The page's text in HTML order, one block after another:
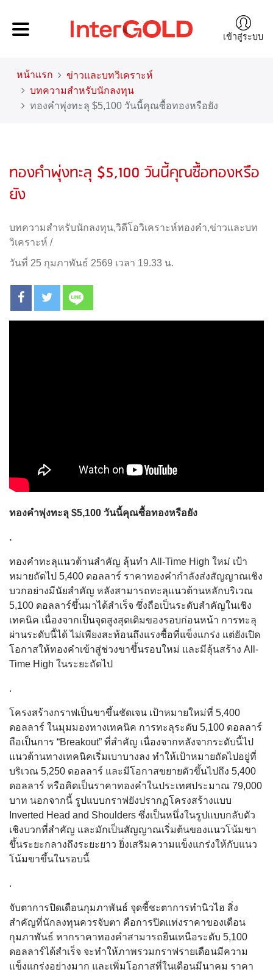
เข้าสู่ระบบ
หน้าแรก
ข่าวและบทวิเคราะห์
บทความสำหรับนักลงทุน
ทองคำพุ่งทะลุ $5,100 วันนี้คุณซื้อทองหรือยัง
ทองคำพุ่งทะลุ $5,100 วันนี้คุณซื้อทองหรือ
ยัง
บทความสำหรับนักลงทุน,วิดีโอวิเคราะห์ทองคำ,ข่าวและบท
วิเคราะห์ /
วันที่ 25 กุมภาพันธ์ 2569 เวลา 19.33 น.
ทองคำพุ่งทะลุ $5,100 วันนี้คุณซื้อทองหรือยัง
.
ทองคำทะลุแนวต้านสำคัญ ลุ้นทำ All-Time High ใหม่ เป้า
หมายถัดไป 5,400 ดอลลาร์ ราคาทองคำกำลังส่งสัญญาณเชิง
บวกอย่างมีนัยสำคัญ หลังสามารถทะลุแนวต้านหลักบริเวณ
5,100 ดอลลาร์ขึ้นมาได้สำเร็จ ซึ่งถือเป็นระดับสำคัญในเชิง
เทคนิค เนื่องจากเป็นจุดสูงสุดเดิมของรอบก่อนหน้า การทะลุ
ผ่านระดับนี้ได้ ไม่เพียงสะท้อนถึงแรงซื้อที่แข็งแกร่ง แต่ยังเปิด
โอกาสให้ทองคำเข้าสู่ช่วงขาขึ้นรอบใหม่ และมีลุ้นสร้าง All-
Time High ในระยะถัดไป
.
โครงสร้างกราฟเป็นขาขึ้นชัดเจน เป้าหมายใหม่ที่ 5,400
ดอลลาร์ ในมุมมองทางเทคนิค การทะลุระดับ 5,100 ดอลลาร์
ถือเป็นการ “Breakout” ที่สำคัญ เนื่องจากหลังจากระดับนี้ไป
แนวต้านทางเทคนิคเริ่มเบาบางลง ทำให้เป้าหมายถัดไปอยู่ที่
บริเวณ 5,250 ดอลลาร์ และมีโอกาสขยายตัวขึ้นไปถึง 5,400
ดอลลาร์ หรือคิดเป็นราคาทองคำในประเทศประมาณ 79,000
บาท นอกจากนี้ รูปแบบกราฟยังปรากฏโครงสร้างแบบ
Inverted Head and Shoulders ซึ่งเป็นหนึ่งในรูปแบบกลับตัว
เชิงบวกที่สำคัญ และมักเป็นสัญญาณเริ่มต้นของแนวโน้มขา
ขึ้นระยะกลางถึงระยะยาว ยิ่งเสริมความแข็งแกร่งให้กับแนว
โน้มขาขึ้นในรอบนี้
.
จับตาการปิดเดือนกุมภาพันธ์ จุดชี้ชะตาการทำนิวไฮ สิ่ง
สำคัญที่นักลงทุนควรจับตา คือการปิดแท่งราคาของเดือน
กุมภาพันธ์ หากราคาทองคำสามารถยืนเหนือระดับ 5,100
ดอลลาร์ได้สำเร็จ จะทำให้ภาพรวมกราฟรายเดือนมีความ
แข็งแกร่งอย่างมาก และเพิ่มโอกาสที่ในเดือนมีนาคม ราคา